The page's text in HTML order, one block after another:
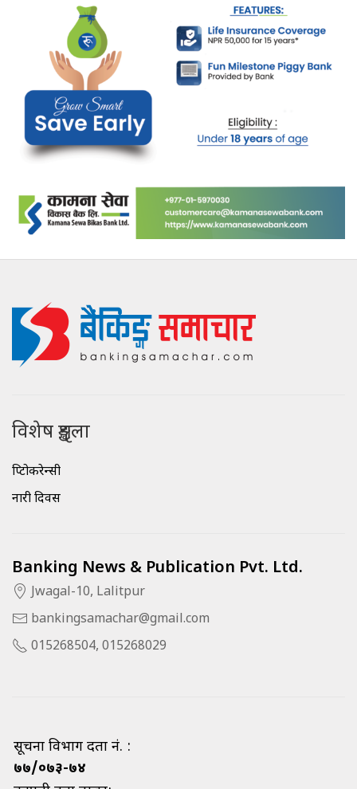
विशेष शृङ्खला
क्रिप्टोकरेन्सी
नारी दिवस
Banking News & Publication Pvt. Ltd.
Jwagal-10, Lalitpur
bankingsamachar@gmail.com
015268504, 015268029
सूचना विभाग दर्ता नं. :
७७/०७३-७४